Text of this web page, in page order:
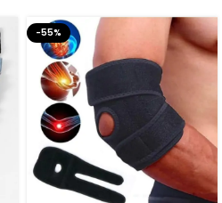
-55%